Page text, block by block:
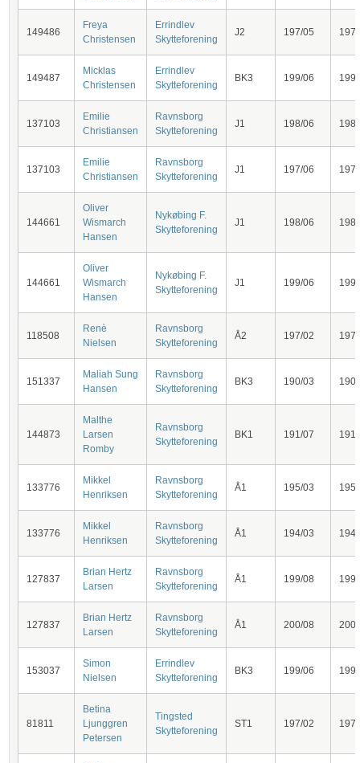
149486
Freya
Christensen
Errindlev
Skytteforening
J2 197/05 197
149487
Micklas
Christensen
Errindlev
Skytteforening
BK3 199/06 199
137103
Emilie
Christiansen
Ravnsborg
Skytteforening
J1 198/06 198
137103
Emilie
Christiansen
Ravnsborg
Skytteforening
J1 197/06 197
144661
Oliver
Wismarch
Hansen
Nykøbing F.
Skytteforening
J1 198/06 198
144661
Oliver
Wismarch
Hansen
Nykøbing F.
Skytteforening
J1 199/06 199
118508
Renè
Nielsen
Ravnsborg
Skytteforening
Å2 197/02 197
151337
Maliah Sung
Hansen
Ravnsborg
Skytteforening
BK3 190/03 190
144873
Malthe
Larsen
Romby
Ravnsborg
Skytteforening
BK1 191/07 191
133776
Mikkel
Henriksen
Ravnsborg
Skytteforening
Å1 195/03 195
133776
Mikkel
Henriksen
Ravnsborg
Skytteforening
Å1 194/03 194
127837
Brian Hertz
Larsen
Ravnsborg
Skytteforening
Å1 199/08 199
127837
Brian Hertz
Larsen
Ravnsborg
Skytteforening
Å1 200/08 200
153037
Simon
Nielsen
Errindlev
Skytteforening
BK3 199/06 199
81811
Betina
Ljunggren
Petersen
Tingsted
Skytteforening
ST1 197/02 197